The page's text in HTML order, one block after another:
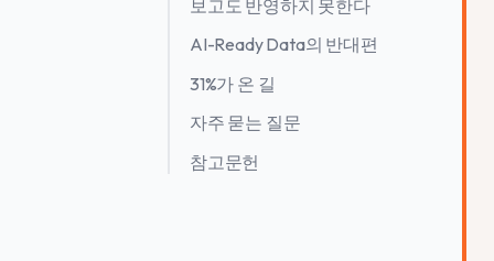
보고도 반영하지 못한다
AI-Ready Data의 반대편
31%가 온 길
자주 묻는 질문
참고문헌